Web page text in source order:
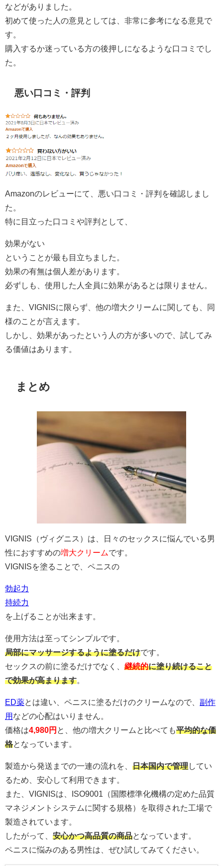
などがありました。
初めて使った人の意見としては、非常に参考になる意見で
す。
購入するか迷っている方の後押しになるような口コミでし
た。
悪い口コミ・評判
Amazonのレビューにて、悪い口コミ・評判を確認しまし
た。
特に目立った口コミや評判として、
効果がない
ということが最も目立ちました。
効果の有無は個人差があります。
必ずしも、使用した人全員に効果があるとは限りません。
また、VIGNISに限らず、他の増大クリームに関しても、同
様のことが言えます。
しかし、効果があったという人の方が多いので、試してみ
る価値はあります。
まとめ
VIGNIS（ヴィグニス）は、日々のセックスに悩んでいる男
性におすすめの増大クリームです。
VIGNISを塗ることで、ペニスの
勃起力
持続力
を上げることが出来ます。
使用方法は至ってシンプルです。
局部にマッサージするように塗るだけです。
セックスの前に塗るだけでなく、 継続的に塗り続けること
で効果が高まります
ED薬とは違い、ペニスに塗るだけのクリームなので、 副作
用 などの心配はいりません。
価格は4,980円 と、他の増大クリームと比べても平均的な価
格となっています。
製造から発送までの一連の流れを、 日本国内で管理してい
るため、安心して利用できます。
また、VIGNISは、ISO9001（国際標準化機構の定めた品質
マネジメントシステムに関する規格）を取得された工場で
製造されています。
したがって、 安心かつ高品質の商品となっています。
ペニスに悩みのある男性は、ぜひ試してみてください。